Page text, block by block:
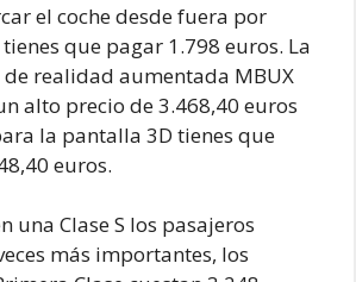
el coche desde fuera por
que pagar 1.798 euros. La
realidad aumentada MBUX
alto precio de 3.468,40 euros
la pantalla 3D tienes que
euros.
una Clase S los pasajeros
más importantes, los